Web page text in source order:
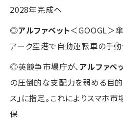
2028年完成へ
◎アルファベット＜GOOGL＞
アーク空港で自動運転車の手
◎英競争市場庁が、アルファベ
の圧倒的な支配力を弱める目
ス」に指定。これによりスマホ
保